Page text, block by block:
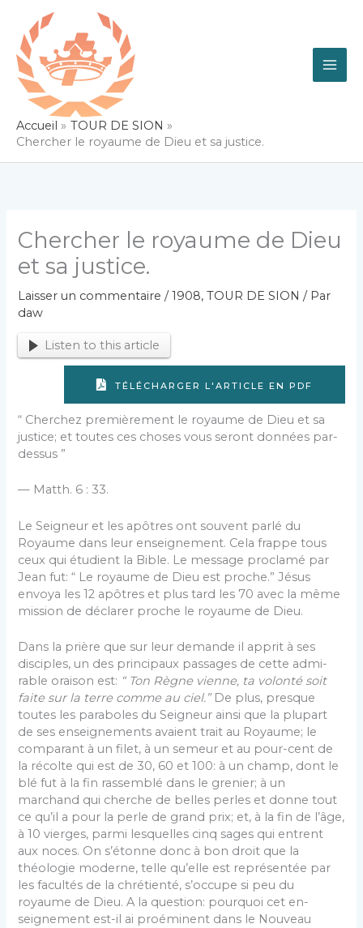
contenu
Accueil
TOUR DE SION
Chercher le royaume de Dieu et sa justice.
Chercher le royaume de Dieu
et sa justice.
Laisser un commentaire /1908,TOUR DE SION / Par
daw
Listen to this article
TÉLÉCHARGER L'ARTICLE EN PDF
“ Cherchez premièrement le royaume de Dieu et sa
justice; et toutes ces choses vous seront données par-
dessus ”
— Matth. 6 : 33.
Le Seigneur et les apôtres ont souvent parlé du
Royaume dans leur enseignement. Cela frappe tous
ceux qui étudient la Bible. Le message proclamé par
Jean fut: “ Le royaume de Dieu est proche.” Jésus
envoya les 12 apôtres et plus tard les 70 avec la même
mission de déclarer proche le royaume de Dieu.
Dans la prière que sur leur demande il apprit à ses
disciples, un des principaux passages de cette admi­
rable oraison est: “ Ton Règne vienne, ta volonté soit
faite sur la terre comme au ciel.” De plus, presque
toutes les paraboles du Seigneur ainsi que la plupart
de ses enseignements avaient trait au Royaume; le
comparant à un filet, à un semeur et au pour-cent de
la récolte qui est de 30, 60 et 100: à un champ, dont le
blé fut à la fin rassemblé dans le grenier; à un
marchand qui cherche de belles perles et donne tout
ce qu’il a pour la perle de grand prix; et, à la fin de l’âge,
à 10 vierges, parmi lesquelles cinq sages qui entrent
aux noces. On s’étonne donc à bon droit que la
théologie moderne, telle qu’elle est représentée par
les facultés de la chrétienté, s’occupe si peu du
royaume de Dieu. A la question: pourquoi cet en­
seignement est-il ai proéminent dans le Nouveau